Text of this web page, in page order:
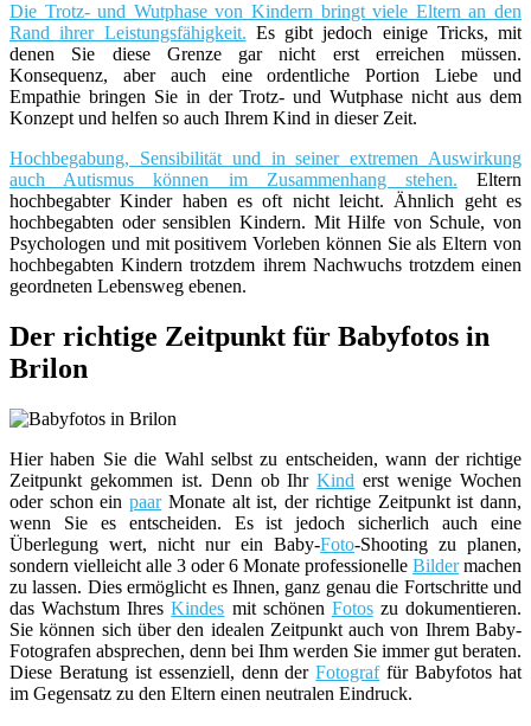
Die Trotz- und Wutphase von Kindern bringt viele Eltern an den
Rand ihrer Leistungsfähigkeit. Es gibt jedoch einige Tricks, mit
denen Sie diese Grenze gar nicht erst erreichen müssen.
Konsequenz, aber auch eine ordentliche Portion Liebe und
Empathie bringen Sie in der Trotz- und Wutphase nicht aus dem
Konzept und helfen so auch Ihrem Kind in dieser Zeit.
Hochbegabung, Sensibilität und in seiner extremen Auswirkung
auch Autismus können im Zusammenhang stehen. Eltern
hochbegabter Kinder haben es oft nicht leicht. Ähnlich geht es
hochbegabten oder sensiblen Kindern. Mit Hilfe von Schule, von
Psychologen und mit positivem Vorleben können Sie als Eltern von
hochbegabten Kindern trotzdem ihrem Nachwuchs trotzdem einen
geordneten Lebensweg ebenen.
Der richtige Zeitpunkt für Babyfotos in
Brilon
Hier haben Sie die Wahl selbst zu entscheiden, wann der richtige
Zeitpunkt gekommen ist. Denn ob IhrKind erst wenige Wochen
oder schon einpaarMonate alt ist, der richtige Zeitpunkt ist dann,
wenn Sie es entscheiden. Es ist jedoch sicherlich auch eine
Überlegung wert, nicht nur ein Baby-Foto-Shooting zu planen,
sondern vielleicht alle 3 oder 6 Monate professionelle Bildermachen
zu lassen. Dies ermöglicht es Ihnen, ganz genau die Fortschritte und
das Wachstum IhresKindes mit schönen Fotoszu dokumentieren.
Sie können sich über den idealen Zeitpunkt auch von Ihrem Baby-
Fotografen absprechen, denn bei Ihm werden Sie immer gut beraten.
Diese Beratung ist essenziell, denn derFotograffür Babyfotos hat
im Gegensatz zu den Eltern einen neutralen Eindruck.